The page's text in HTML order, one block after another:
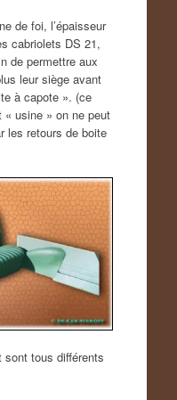
de foi, l’épaisseur
cabriolets DS 21,
de permettre aux
leur siège avant
à capote ». (ce
usine » on ne peut
les retours de boite
sont tous différents